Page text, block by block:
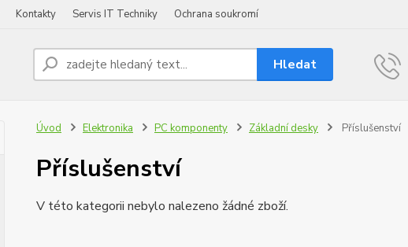
Kontakty Servis IT Techniky Ochrana soukromí
Hledat
Úvod Elektronika PC komponenty Základní desky Příslušenství
Příslušenství
V této kategorii nebylo nalezeno žádné zboží.